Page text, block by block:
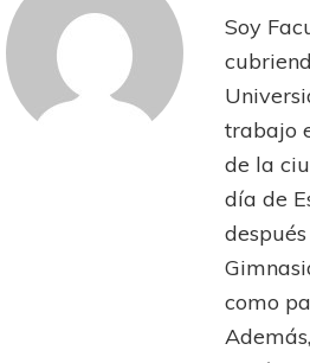
Soy
trabajo
de la
día de
como